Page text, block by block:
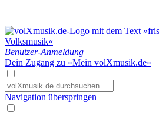
Benutzer-Anmeldung
Dein Zugang zu »Mein volXmusik.de«
Navigation überspringen